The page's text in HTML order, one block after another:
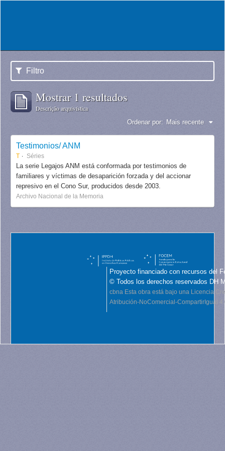
Filtro
Mostrar 1 resultados
Descrição arquivística
Ordenar por: Mais recente
Testimonios/ ANM
T Séries
La serie Legajos ANM está conformada por testimonios de
familiares y víctimas de desaparición forzada y del accionar
represivo en el Cono Sur, producidos desde 2003.
Archivo Nacional de la Memoria
Proyecto financiado con recursos del
© Todos los derechos reservados DH
cbna Esta obra está bajo una Licencia
Atribución-NoComercial-CompartirIgual